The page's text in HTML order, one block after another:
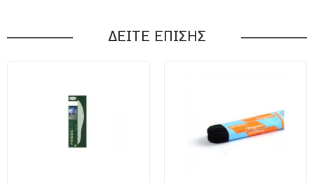
ΔΕΙΤΕ ΕΠΙΣΗΣ